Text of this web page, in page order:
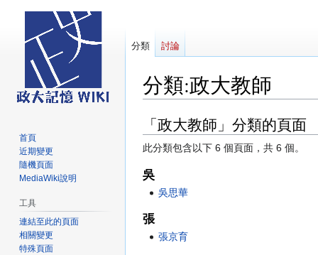
分類:政大教師
跳
至
導
覽
跳
至
搜
尋
「政大教師」分類的頁面
此分類包含以下 6 個頁面，共 6 個。
吳
吳思華
張
張京育
分類 討論
首頁
近期變更
隨機頁面
MediaWiki說明
工具
連結至此的頁面
相關變更
特殊頁面